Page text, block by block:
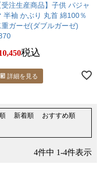
受注生産商品】子供 パジャ
半袖 かぶり 丸首 綿100％
重ガーゼ(ダブルガーゼ)
税込
詳細を見る
新着順
おすすめ順
4件中 1-4件表示